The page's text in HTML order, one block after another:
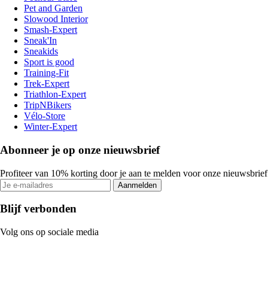
Pet and Garden
Slowood Interior
Smash-Expert
Sneak'In
Sneakids
Sport is good
Training-Fit
Trek-Expert
Triathlon-Expert
TripNBikers
Vélo-Store
Winter-Expert
Abonneer je op onze nieuwsbrief
Profiteer van 10% korting door je aan te melden voor onze nieuwsbrief
Aanmelden
Blijf verbonden
Volg ons op sociale media